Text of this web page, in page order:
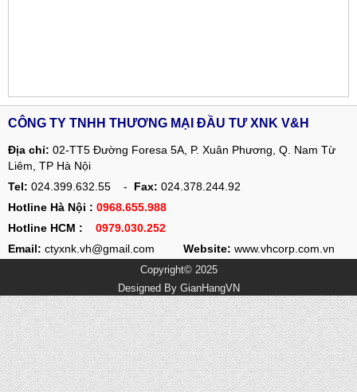
CÔNG TY TNHH THƯƠNG MẠI ĐẦU TƯ XNK V&H
Địa chỉ: 02-TT5 Đường Foresa 5A, P. Xuân Phương, Q. Nam Từ
Liêm, TP Hà Nội
Tel: 024.399.632.55 - Fax: 024.378.244.92
Hotline Hà Nội : 0968.655.988
Hotline HCM :
0979.030.252
Email: ctyxnk.vh@gmail.com Website: www.vhcorp.com.vn
Copyright© 2025
Designed By GianHangVN